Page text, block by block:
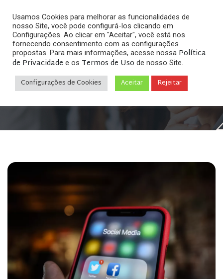
Home »Direito Digital & Internet » Cabe dano moral
em ofensas na internet? 3 casos para entender e
receber sua indenização!
Usamos Cookies para melhorar as funcionalidades de
nosso Site, você pode configurá-los clicando em
Configurações. Ao clicar em "Aceitar", você está nos
fornecendo consentimento com as configurações
propostas. Para mais informações, acesse nossa Política
de Privacidade e os Termos de Uso de nosso Site.
Configurações de Cookies Aceitar Rejeitar